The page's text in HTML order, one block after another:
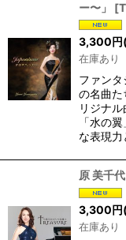
ー〜」 [
3,300 円
在庫あり
ファン
の名曲た
リジナ
「水の
な表現
原 美千
3,300円
在庫あり